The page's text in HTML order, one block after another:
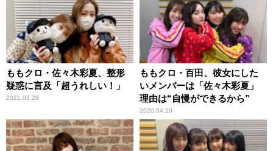
ももクロ・佐々木彩夏、整形
疑惑に言及「超うれしい！」
2021.03.28
ももクロ・百田、彼女にした
いメンバーは「佐々木彩夏」
理由は“自慢ができるから”
2020.04.19